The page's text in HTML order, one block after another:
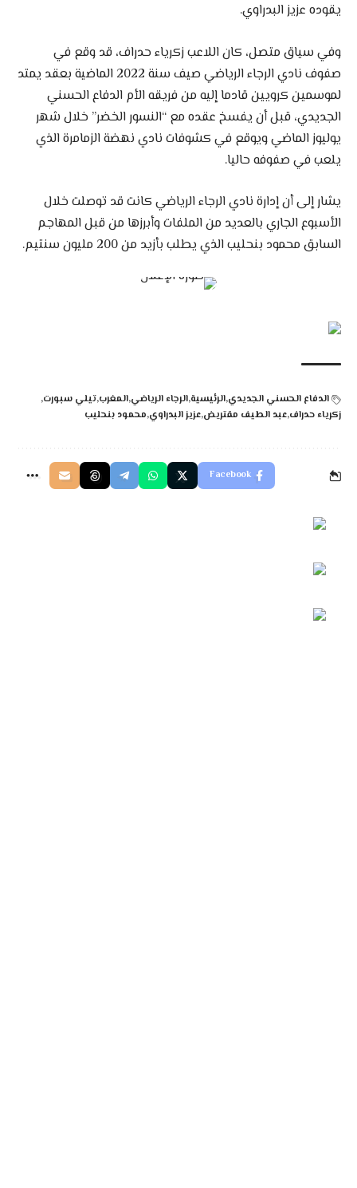
يقوده عزيز البدراوي.
وفي سياق متصل، كان اللاعب زكرياء حدراف، قد وقع في
صفوف نادي الرجاء الرياضي صيف سنة 2022 الماضية بعقد يمتد
لموسمين كرويين قادما إليه من فريقه الأم الدفاع الحسني
الجديدي، قبل أن يفسخ عقده مع “النسور الخضر” خلال شهر
يوليوز الماضي ويوقع في كشوفات نادي نهضة الزمامرة الذي
يلعب في صفوفه حاليا.
يشار إلى أن إدارة نادي الرجاء الرياضي كانت قد توصلت خلال
الأسبوع الجاري بالعديد من الملفات وأبرزها من قبل المهاجم
السابق محمود بنحليب الذي يطلب بأزيد من 200 مليون سنتيم.
الدفاع الحسني الجديدي الرئيسيةالرجاء الرياضيالمغربتيلي سبورت
زكرياء حدراف عبد الطيف مقتريضعزيز البدراوي محمود بنحليب
Facebook